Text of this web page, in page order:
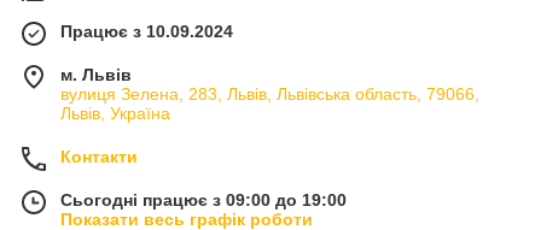
Працює з 10.09.2024
м. Львів
вулиця Зелена, 283, Львів, Львівська область, 79066,
Львів, Україна
Контакти
Сьогодні працює з 09:00 до 19:00
Показати весь графік роботи